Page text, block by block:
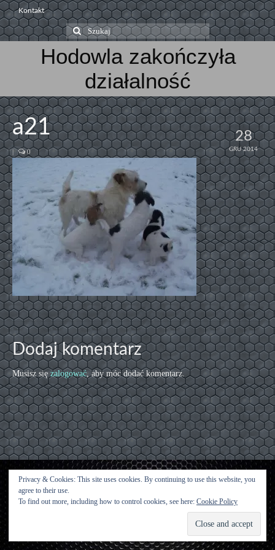
Kontakt
Szuklaj
w:
Hodowla zakończyła
działalność
28
GRU 2014
a21
| 0
Dodaj komentarz
Musisz się zalogować, aby móc dodać komentarz.
Kontakt
Privacy & Cookies: This site uses cookies. By continuing to use this website, you
agree to their use.
To find out more, including how to control cookies, see here: Cookie Policy